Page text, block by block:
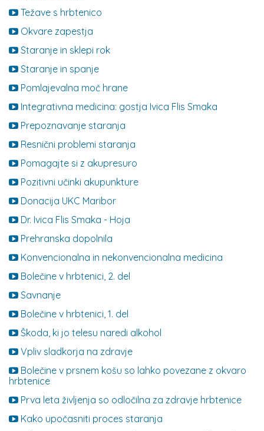
Težave s hrbtenico
Okvare zapestja
Staranje in sklepi rok
Staranje in spanje
Pomlajevalna moč hrane
Integrativna medicina: gostja Ivica Flis Smaka
Prepoznavanje staranja
Resnični problemi staranja
Pomagajte si z akupresuro
Pozitivni učinki akupunkture
Donacija UKC Maribor
Dr. Ivica Flis Smaka - Hoja
Prehranska dopolnila
Konvencionalna in nekonvencionalna medicina
Bolečine v hrbtenici, 2. del
Savnanje
Bolečine v hrbtenici, 1. del
Škoda, ki jo telesu naredi alkohol
Vpliv sladkorja na zdravje
Bolečine v prsnem košu so lahko povezane z okvaro
hrbtenice
Prva leta življenja so odločilna za zdravje hrbtenice
Kako upočasniti proces staranja